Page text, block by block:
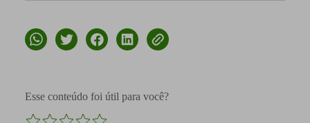
Esse conteúdo foi útil para você?